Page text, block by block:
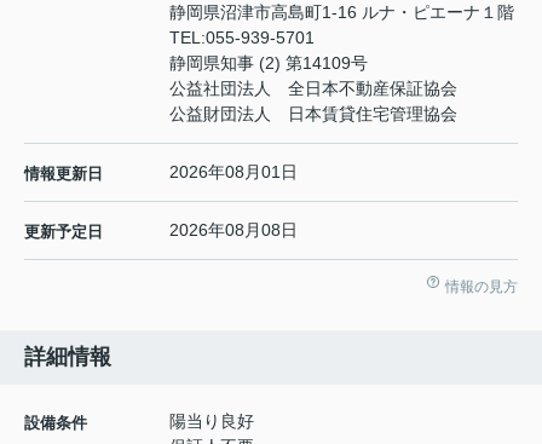
静岡県沼津市高島町1-16 ルナ・ピエーナ１階
TEL:055-939-5701
静岡県知事 (2) 第14109号
公益社団法人 全日本不動産保証協会
公益財団法人 日本賃貸住宅管理協会
情報更新日 2026年08月01日
更新予定日 2026年08月08日
情報の見方
詳細情報
設備条件
陽当り良好